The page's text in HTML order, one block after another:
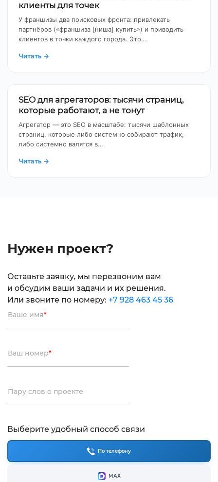
клиенты для точек
У франшизы два поисковых фронта: привлекать
партнёров («франшиза [ниша] купить») и приводить
клиентов в точки каждого города. Это…
Читать →
SEO для агрегаторов: тысячи страниц,
которые работают, а не тонут
Агрегатор — это SEO в масштабе: тысячи шаблонных
страниц, которые либо системно собирают трафик,
либо системно валятся в…
Читать →
Нужен проект?
Оставьте заявку, мы перезвоним вам
и обсудим ваши задачи и их решения.
Или звоните по номеру: +7 928 463 45 36
Ваше имя*
Ваш номер*
Пару слов о проекте
Выберите удобный способ связи
По телефону
МАХ